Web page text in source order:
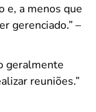
e, a menos que
gerenciado.” –
geralmente
reuniões.”